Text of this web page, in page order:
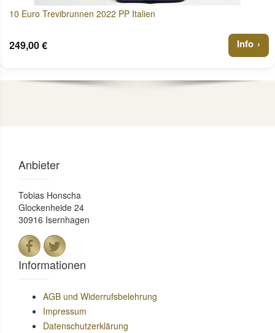
10 Euro Trevibrunnen 2022 PP Italien
249,00 € Info
Anbieter
Tobias Honscha
Glockenheide 24
30916 Isernhagen
Informationen
AGB und Widerrufsbelehrung
Impressum
Datenschutzerklärung